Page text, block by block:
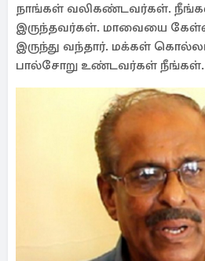
நாங்கள் வலிகண்டவர்கள்.
இருந்தவர்கள். மாவையை
இருந்து வந்தார். மக்கள்
பால்சோறு உண்டவர்கள் நீங்கள்.